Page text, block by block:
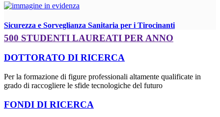
Sicurezza e Sorveglianza Sanitaria per i Tirocinanti
500 STUDENTI LAUREATI PER ANNO
DOTTORATO DI RICERCA
Per la formazione di figure professionali altamente qualificate in
grado di raccogliere le sfide tecnologiche del futuro
FONDI DI RICERCA